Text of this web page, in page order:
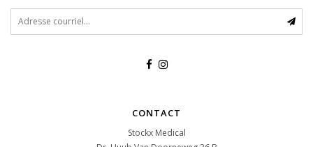
CONTACT
Stockx Medical